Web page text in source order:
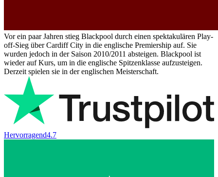
Vor ein paar Jahren stieg Blackpool durch einen spektakulären Play-
off-Sieg über Cardiff City in die englische Premiership auf. Sie
wurden jedoch in der Saison 2010/2011 absteigen. Blackpool ist
wieder auf Kurs, um in die englische Spitzenklasse aufzusteigen.
Derzeit spielen sie in der englischen Meisterschaft.
Hervorragend4.7